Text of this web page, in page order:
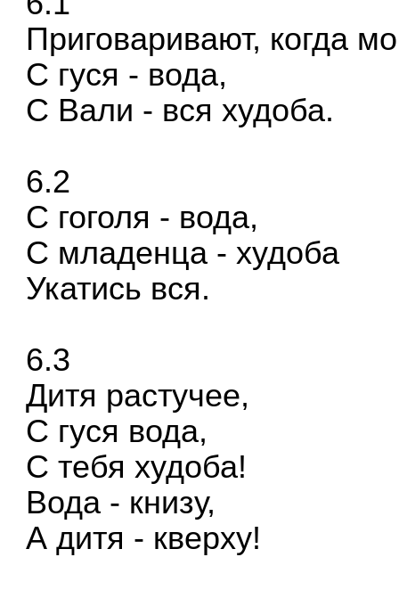
Приговаривают, когда
С гуся - вода,
С Вали - вся худоба.
6.2
С гоголя - вода,
С младенца - худоба
Укатись вся.
6.3
Дитя растучее,
С гуся вода,
С тебя худоба!
Вода - книзу,
А дитя - кверху!